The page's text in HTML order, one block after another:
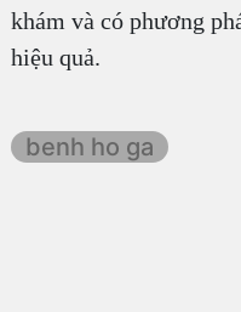
khám và có phương
hiệu quả.
benh ho ga